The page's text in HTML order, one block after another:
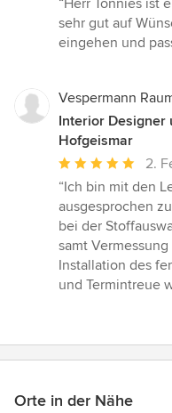
5
von
“Herr Tönnies ist
sehr gut auf
eingehen und
Vespermann
Interior Designer
Hofgeismar
Durchschnittliche
Bewertung:
5
von
5
Sternen
2.
“Ich bin mit den
ausgesprochen
bei der
samt
Installation des
und Termintreue
Orte in der Nähe